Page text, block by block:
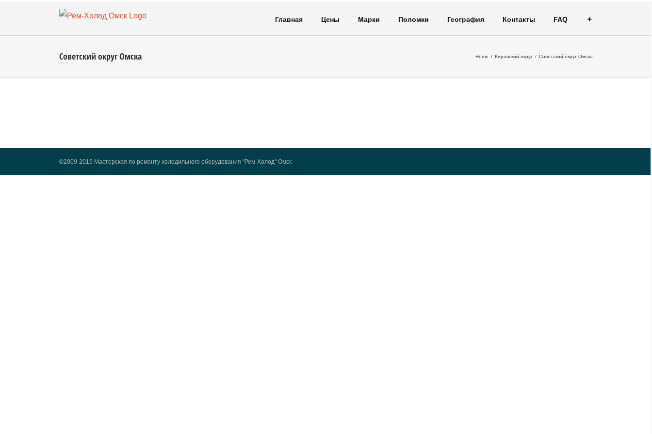
content
Главная Цены Марки Поломки География Контакты FAQ
Советский округ Омска Home / Кировский округ / Советский округ Омска
©2009-2019 Мастерская по ремонту холодильного оборудования "Рем-Холод" Омск